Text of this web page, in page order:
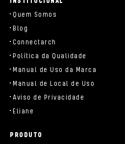
Quem Somos
Blog
Connectarch
Política da Qualidade
Manual de Uso da Marca
Manual de Local de Uso
Aviso de Privacidade
Eliane
PRODUTO